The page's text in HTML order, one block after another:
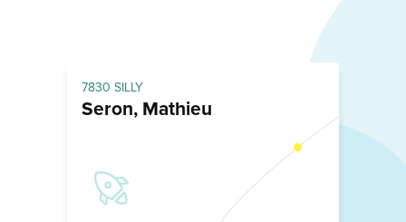
7830 SILLY
Seron, Mathieu